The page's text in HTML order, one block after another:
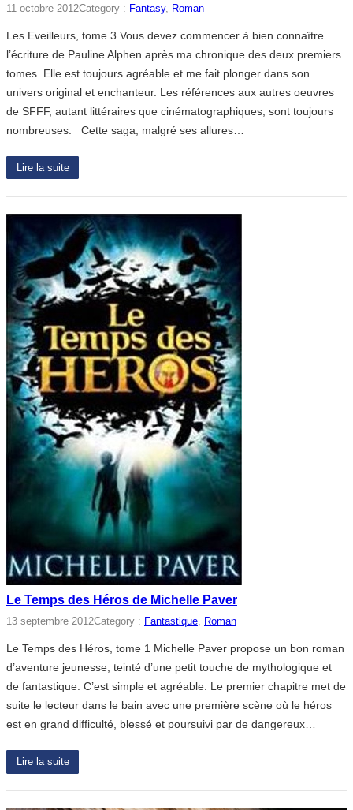
11 octobre 2012Category : Fantasy, Roman
Les Eveilleurs, tome 3 Vous devez commencer à bien connaître
l’écriture de Pauline Alphen après ma chronique des deux premiers
tomes. Elle est toujours agréable et me fait plonger dans son
univers original et enchanteur. Les références aux autres oeuvres
de SFFF, autant littéraires que cinématographiques, sont toujours
nombreuses. Cette saga, malgré ses allures…
Lire la suite
Le Temps des Héros de Michelle Paver
13 septembre 2012Category : Fantastique, Roman
Le Temps des Héros, tome 1 Michelle Paver propose un bon roman
d’aventure jeunesse, teinté d’une petit touche de mythologique et
de fantastique. C’est simple et agréable. Le premier chapitre met de
suite le lecteur dans le bain avec une première scène où le héros
est en grand difficulté, blessé et poursuivi par de dangereux…
Lire la suite